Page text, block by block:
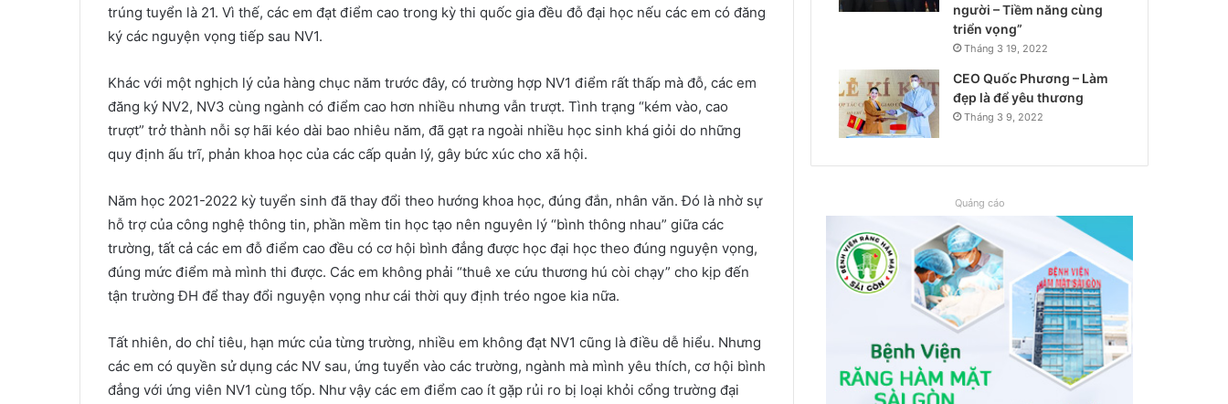
trúng tuyển là 21. Vì thế, các em đạt điểm cao trong kỳ thi quốc gia đều đỗ đại học nếu các em có đăng
ký các nguyện vọng tiếp sau NV1.
Khác với một nghịch lý của hàng chục năm trước đây, có trường hợp NV1 điểm rất thấp mà đỗ, các em
đăng ký NV2, NV3 cùng ngành có điểm cao hơn nhiều nhưng vẫn trượt. Tình trạng “kém vào, cao
trượt” trở thành nỗi sợ hãi kéo dài bao nhiêu năm, đã gạt ra ngoài nhiều học sinh khá giỏi do những
quy định ấu trĩ, phản khoa học của các cấp quản lý, gây bức xúc cho xã hội.
Năm học 2021-2022 kỳ tuyển sinh đã thay đổi theo hướng khoa học, đúng đắn, nhân văn. Đó là nhờ sự
hỗ trợ của công nghệ thông tin, phần mềm tin học tạo nên nguyên lý “bình thông nhau” giữa các
trường, tất cả các em đỗ điểm cao đều có cơ hội bình đẳng được học đại học theo đúng nguyện vọng,
đúng mức điểm mà mình thi được. Các em không phải “thuê xe cứu thương hú còi chạy” cho kịp đến
tận trường ĐH để thay đổi nguyện vọng như cái thời quy định tréo ngoe kia nữa.
Tất nhiên, do chỉ tiêu, hạn mức của từng trường, nhiều em không đạt NV1 cũng là điều dễ hiểu. Nhưng
các em có quyền sử dụng các NV sau, ứng tuyển vào các trường, ngành mà mình yêu thích, cơ hội bình
đẳng với ứng viên NV1 cùng tốp. Như vậy các em điểm cao ít gặp rủi ro bị loại khỏi cổng trường đại
người – Tiềm năng cùng
triển vọng”
Tháng 3 19, 2022
CEO Quốc Phương – Làm
đẹp là để yêu thương
Tháng 3 9, 2022
Quảng cáo